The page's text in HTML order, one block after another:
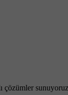
çözümler